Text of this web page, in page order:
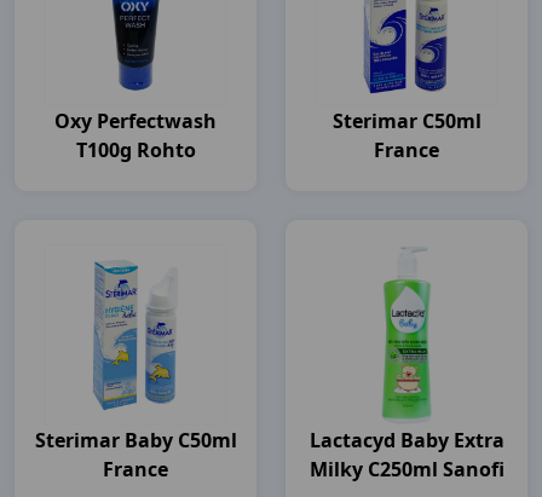
Oxy Perfectwash
T100g Rohto
Sterimar C50ml
France
Sterimar Baby C50ml
France
Lactacyd Baby Extra
Milky C250ml Sanofi